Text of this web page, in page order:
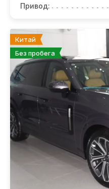
Привод:
Китай
Без пробега